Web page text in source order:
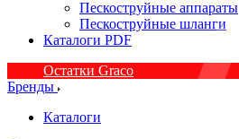
Пескоструйные аппараты
Пескоструйные шланги
Каталоги PDF
Остатки Graco
Бренды
Каталоги